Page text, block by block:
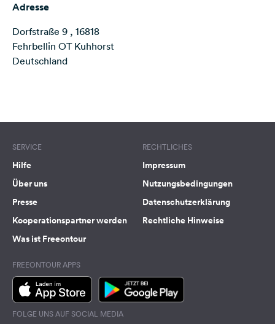
Folge
uns
auf
Social
Adresse
Dorfstraße 9 , 16818
Fehrbellin OT Kuhhorst
Deutschland
SERVICE
Hilfe
Über uns
Presse
Kooperationspartner werden
Was ist Freeontour
RECHTLICHES
Impressum
Nutzungsbedingungen
Datenschutzerklärung
Rechtliche Hinweise
FREEONTOUR APPS
FOLGE UNS AUF SOCIAL MEDIA